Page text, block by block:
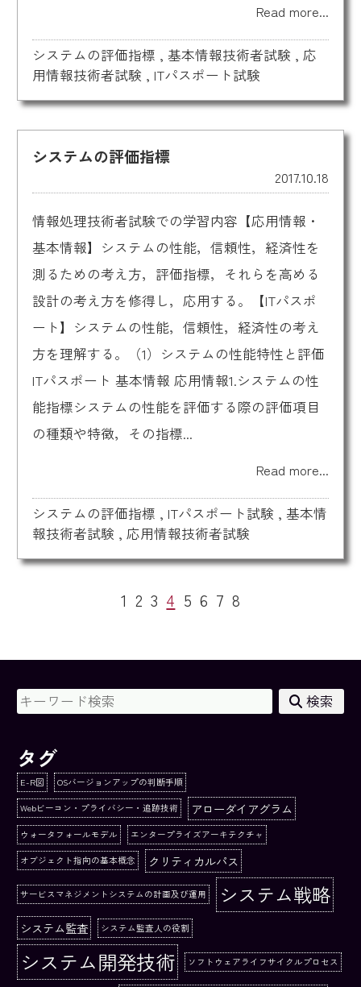
Read more...
システムの評価指標 , 基本情報技術者試験 , 応
用情報技術者試験 , ITパスポート試験
システムの評価指標
2017.10.18
情報処理技術者試験での学習内容【応用情報・
基本情報】システムの性能，信頼性，経済性を
測るための考え方，評価指標，それらを高める
設計の考え方を修得し，応用する。【ITパスポ
ート】システムの性能，信頼性，経済性の考え
方を理解する。（1）システムの性能特性と評価
ITパスポート 基本情報 応用情報1.システムの性
能指標システムの性能を評価する際の評価項目
の種類や特徴，その指標...
Read more...
システムの評価指標 , ITパスポート試験 , 基本情
報技術者試験 , 応用情報技術者試験
1 2 3 4 5 6 7 8
検索
タグ
E-R図 OSバージョンアップの判断手順
Webビーコン・プライバシー・追跡技術 アローダイアグラム
ウォータフォールモデル エンタープライズアーキテクチャ
オブジェクト指向の基本概念 クリティカルパス
サービスマネジメントシステムの計画及び運用 システム戦略
システム監査 システム監査人の役割
システム開発技術 ソフトウェアライフサイクルプロセス